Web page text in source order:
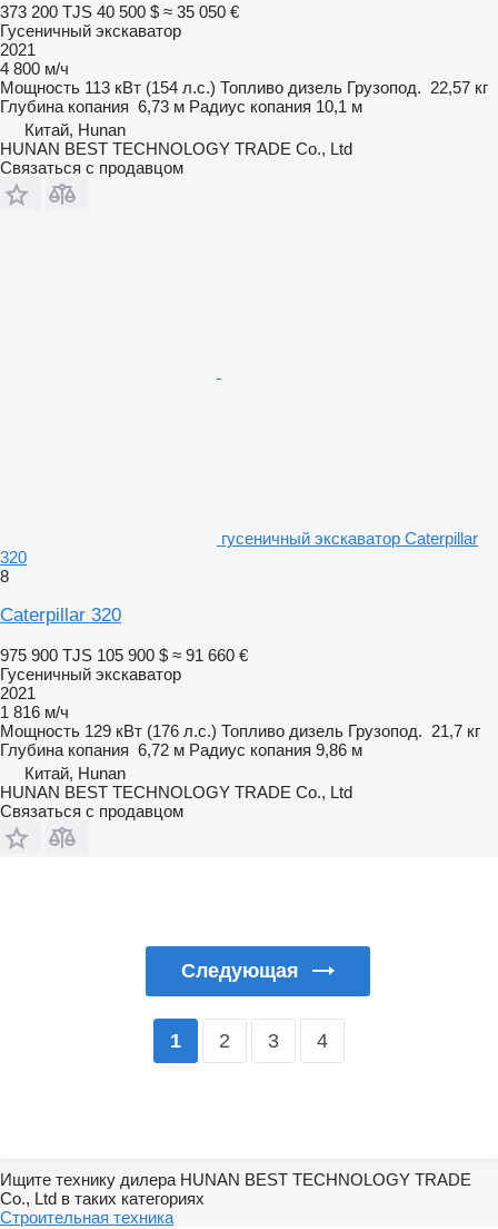
373 200 TJS 40 500 $ ≈ 35 050 €
Гусеничный экскаватор
2021
4 800 м/ч
Мощность 113 кВт (154 л.с.) Топливо дизель Грузопод. 22,57 кг
Глубина копания 6,73 м Радиус копания 10,1 м
Китай, Hunan
HUNAN BEST TECHNOLOGY TRADE Co., Ltd
Связаться с продавцом
гусеничный экскаватор Caterpillar
320
8
Caterpillar 320
975 900 TJS 105 900 $ ≈ 91 660 €
Гусеничный экскаватор
2021
1 816 м/ч
Мощность 129 кВт (176 л.с.) Топливо дизель Грузопод. 21,7 кг
Глубина копания 6,72 м Радиус копания 9,86 м
Китай, Hunan
HUNAN BEST TECHNOLOGY TRADE Co., Ltd
Связаться с продавцом
Следующая
1 2 3 4
Ищите технику дилера HUNAN BEST TECHNOLOGY TRADE
Co., Ltd в таких категориях
Строительная техника